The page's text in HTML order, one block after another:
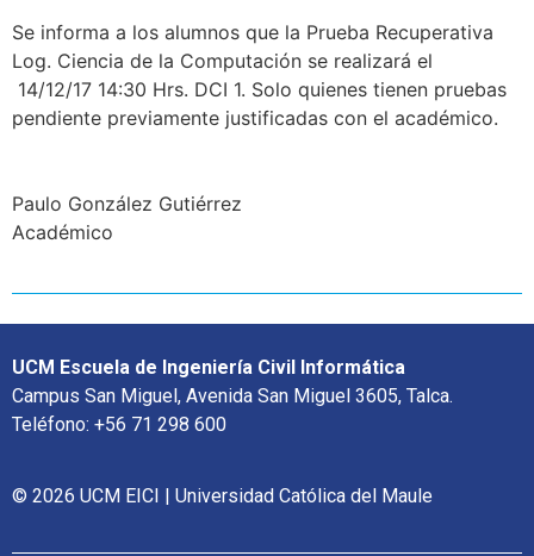
Se informa a los alumnos que la Prueba Recuperativa
Log. Ciencia de la Computación se realizará el
14/12/17 14:30 Hrs. DCI 1. Solo quienes tienen pruebas
pendiente previamente justificadas con el académico.
Paulo González Gutiérrez
Académico
UCM Escuela de Ingeniería Civil Informática
Campus San Miguel, Avenida San Miguel 3605, Talca.
Teléfono: +56 71 298 600
© 2026 UCM EICI | Universidad Católica del Maule